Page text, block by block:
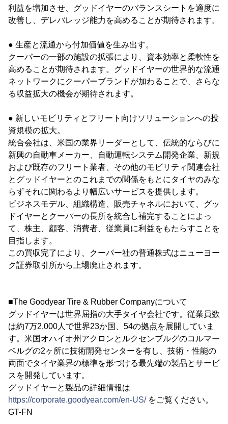
利益を増加させ、グッドイヤーのバランスシートを適度に
改善し、デレバレッジ能力を高めることが期待されます。
● 生産と流通から付加価値を生み出す。
クーパーの一部の施設の拡張により、資本効率と柔軟性を
高めることが期待されます。グッドイヤーの世界的な流通
ネットワークにクーパーブランドが加わることで、さらな
る収益拡大の機会が期待されます。
● 新しいモビリティとフリート向けソリューションへの投
資規模の拡大。
統合会社は、米国の業界リーダーとして、伝統的ならびに
新興の自動車メーカー、自動運転システム開発企業、新規
および既存のフリート業者、その他のモビリティ関連会社
とグッドイヤーとのこれまでの関係をもとにタイヤのみな
らずそれに関わるより幅広いサービスを提供します。
ビジネスモデル、組織構造、販売チャネルにおいて、グッ
ドイヤーとクーパーの長所を統合し補完することによっ
て、株主、顧客、消費者、従業員に利益をもたらすことを
目指します。
この買収完了により、クーパー社の普通株式はニューヨー
ク証券取引所から上場廃止されます。
■The Goodyear Tire & Rubber Companyについて
グッドイヤーは世界屈指の大手タイヤ会社です。従業員数
は約7万2,000人で世界23か国、54の拠点を展開していま
す。米国オハイオ州アクロンとルクセンブルグのコルマー
ベルグの2ヶ所に技術開発センターを有し、技術・性能の
両面でタイヤ業界の標準を形づける最先端の製品とサービ
スを開発しています。
グッドイヤーと製品の詳細情報は
https://corporate.goodyear.com/en-US/をご覧ください。
GT-FN